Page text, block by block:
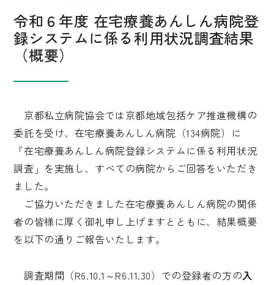
令和６年度 在宅療養あんしん病院登
録システムに係る利用状況調査結果
（概要）
京都私立病院協会では京都地域包括ケア推進機構の
委託を受け、在宅療養あんしん病院（134病院）に
「在宅療養あんしん病院登録システムに係る利用状況
調査」を実施し、すべての病院からご回答をいただき
ました。
ご協力いただきました在宅療養あんしん病院の関係
者の皆様に厚く御礼申し上げますとともに、結果概要
を以下の通りご報告いたします。
調査期間（R6.10.1～R6.11.30）での登録者の方の入